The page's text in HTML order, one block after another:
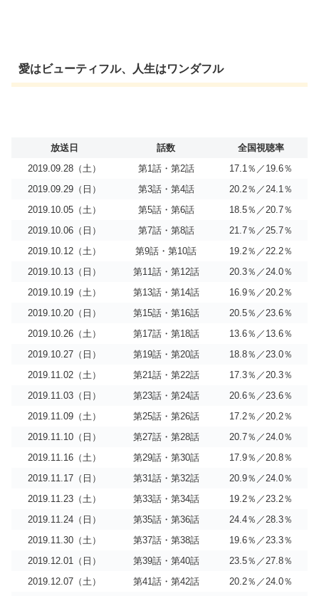
愛はビューティフル、人生はワンダフル
放送日 話数
全国視聴率
2019.09.28（土）
第1話・第2話
17.1％／19.6％
2019.09.29（日）
第3話・第4話
20.2％／24.1％
2019.10.05（土）
第5話・第6話
18.5％／20.7％
2019.10.06（日）
第7話・第8話
21.7％／25.7％
2019.10.12（土）
第9話・第10話
19.2％／22.2％
2019.10.13（日）
第11話・第12話
20.3％／24.0％
2019.10.19（土）
第13話・第14話
16.9％／20.2％
2019.10.20（日）
第15話・第16話
20.5％／23.6％
2019.10.26（土）
第17話・第18話
13.6％／13.6％
2019.10.27（日）
第19話・第20話
18.8％／23.0％
2019.11.02（土）
第21話・第22話
17.3％／20.3％
2019.11.03（日）
第23話・第24話
20.6％／23.6％
2019.11.09（土）
第25話・第26話
17.2％／20.2％
2019.11.10（日）
第27話・第28話
20.7％／24.0％
2019.11.16（土）
第29話・第30話
17.9％／20.8％
2019.11.17（日）
第31話・第32話
20.9％／24.0％
2019.11.23（土）
第33話・第34話
19.2％／23.2％
2019.11.24（日）
第35話・第36話
24.4％／28.3％
2019.11.30（土）
第37話・第38話
19.6％／23.3％
2019.12.01（日）
第39話・第40話
23.5％／27.8％
2019.12.07（土）
第41話・第42話
20.2％／24.0％